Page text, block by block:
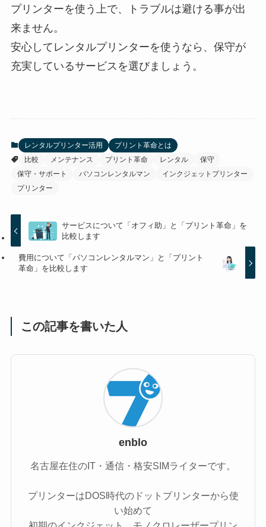
プリンターを使う上で、トラブルは避ける事が出
来ません。
安心してレンタルプリンターを使うなら、保守が
充実しているサービスを選びましょう。
レンタルプリンター活用
プリント革命とは
比較
メンテナンス プリント革命 レンタル
保守
保守・サポート
パソコンレンタルマン
インクジェットプリンター
プリンター
サービスについて「オフィ助」と「プリント革命」を
比較します
費用について「パソコンレンタルマン」と「プリント
革命」を比較します
この記事を書いた人
enblo
名古屋在住のIT・通信・格安SIMライターです。
プリンターはDOS時代のドットプリンターから使
い始めて